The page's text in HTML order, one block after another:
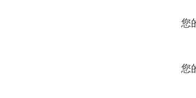
您
您